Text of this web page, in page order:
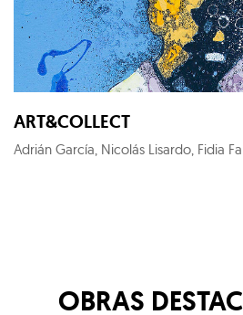
ART&COLLECT
OBRAS